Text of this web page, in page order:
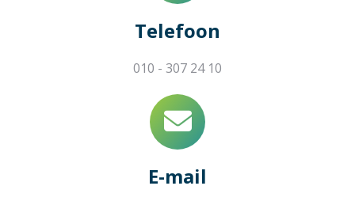
Telefoon
010 - 307 24 10
E-mail